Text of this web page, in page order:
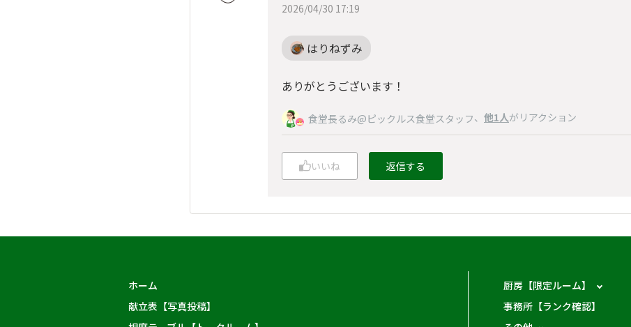
2026/04/30 17:19
はりねずみ
ありがとうございます！
食堂長るみ@ピックルス食堂スタッフ、 他1人がリアクション
いいね 返信する
ホーム
献立表【写真投稿】
厨房【限定ルーム】
事務所【ランク確認】